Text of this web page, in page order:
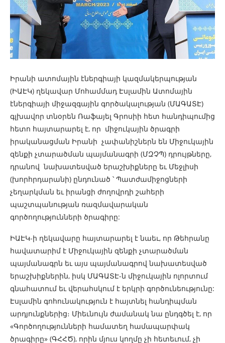
Իրանի ատոմային էներգիայի կազմակերպության
(ԻԱԷԿ) ղեկավար Մոհամմադ Էսլամին Ատոմային
էներգիայի միջազգային գործակալության (ՄԱԳԱՏԷ)
գլխավոր տնօրեն Ռաֆայել Գրոսիի հետ հանդիպումից
հետո հայտարարել է, որ միջուկային ծրագրի
իրականացման Իրանի չափանիշներն են Միջուկային
զենքի չտարածման պայմանագրի (ՄԶՉՊ) դրույթները,
դրանով նախատեսված երաշխիքները եւ Մեջլիսի
(խորհրդարանի) ընդունած ՝ Պատժամիջոցների
չեղարկման եւ իրանցի ժողովրդի շահերի
պաշտպանության ռազմավարական
գործողությունների ծրագիրը:
ԻԱԷԿ-ի ղեկավարը հայտարարել է նաեւ, որ Թեհրանը
հավատարիմ է Միջուկային զենքի չտարածման
պայմանագրն եւ այս պայմանագրով նախատեսված
երաշխիքներին, իսկ ՄԱԳԱՏԷ-ն միջուկային ոլորտում
գնահատում եւ վերահսկում է երկրի գործունեությունը:
Էսլամին գոհունակություն է հայտնել հանդիպման
արդյունքներից։ Միեւնույն ժամանակ նա ընդգծել է, որ
«Գործողությունների համատեղ համապարփակ
ծրագիրը» (ԳՀՀԾ), որին մյուս կողմը չի հետեւում, չի